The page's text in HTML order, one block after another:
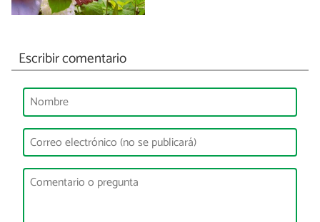
Escribir comentario